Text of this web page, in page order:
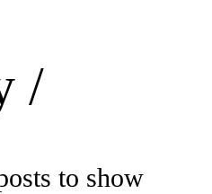
/
to show